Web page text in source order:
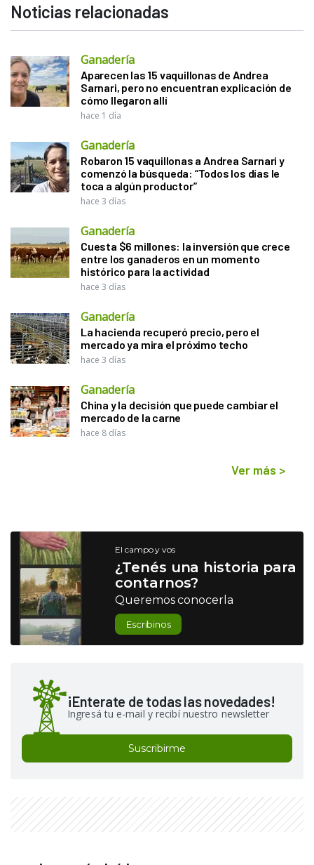
Noticias relacionadas
Ganadería
Aparecen las 15 vaquillonas de Andrea
Sarnari, pero no encuentran explicación de
cómo llegaron allí
hace 1 día
Ganadería
Robaron 15 vaquillonas a Andrea Sarnari y
comenzó la búsqueda: “Todos los días le
toca a algún productor”
hace 3 días
Ganadería
Cuesta $6 millones: la inversión que crece
entre los ganaderos en un momento
histórico para la actividad
hace 3 días
Ganadería
La hacienda recuperó precio, pero el
mercado ya mira el próximo techo
hace 3 días
Ganadería
China y la decisión que puede cambiar el
mercado de la carne
hace 8 días
Ver más >
El campo y vos
¿Tenés una historia para
contarnos?
Queremos conocerla
Escribinos
¡Enterate de todas las novedades!
Ingresá tu e-mail y recibí nuestro newsletter
Suscribirme